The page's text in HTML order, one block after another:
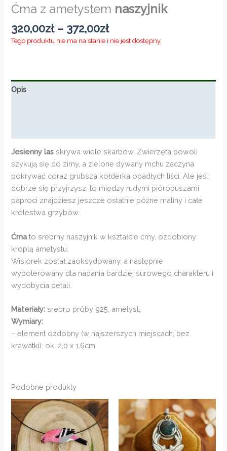
Ćma z ametystem naszyjnik
320,00zł – 372,00złZakres
cen:
Tego produktu nie ma na stanie i nie jest dostępny.
Opis
Jesienny las skrywa wiele skarbów. Zwierzęta powoli
szykują się do zimy, a zielone dywany mchu zaczyna
pokrywać coraz grubsza kołderka opadłych liści. Ale jeśli
dobrze się przyjrzysz, to między rudymi pióropuszami
paproci znajdziesz jeszcze ostatnie późne maliny i całe
królestwa grzybów…
Ćmato srebrny naszyjnik w kształcie ćmy, ozdobiony
kroplą ametystu.
Wisiorek został zaoksydowany, a następnie
wypolerowany dla nadania bardziej surowego charakteru i
wydobycia detali.
Materiały: srebro próby 925, ametyst;
Wymiary:
– element ozdobny (w najszerszych miejscach, bez
krawatki): ok. 2,0 x 1,6cm
Podobne produkty